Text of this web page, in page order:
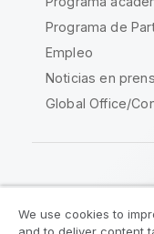
Programa de
Empleo
Noticias en
Global Office/
We use cookies to